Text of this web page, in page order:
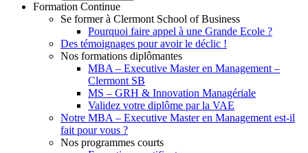
Formation Continue
Se former à Clermont School of Business
Pourquoi faire appel à une Grande Ecole ?
Des témoignages pour avoir le déclic !
Nos formations diplômantes
MBA – Executive Master en Management –
Clermont SB
MS – GRH & Innovation Managériale
Validez votre diplôme par la VAE
Notre MBA – Executive Master en Management est-il
fait pour vous ?
Nos programmes courts